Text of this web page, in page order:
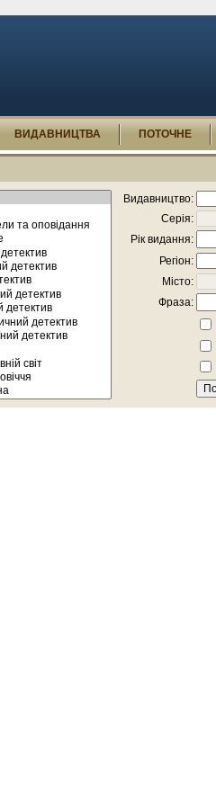
ВИДАВНИЦТВА ПОТОЧНЕ
Видавництво:
Серія:
Рік видання:
Регіон:
Місто:
Фраза: